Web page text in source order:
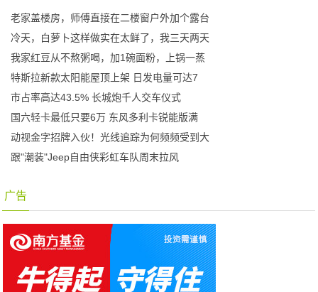
老家盖楼房，师傅直接在二楼窗户外加个露台
冷天，白萝卜这样做实在太鲜了，我三天两天
我家红豆从不熬粥喝，加1碗面粉，上锅一蒸
特斯拉新款太阳能屋顶上架 日发电量可达7
市占率高达43.5% 长城炮千人交车仪式
国六轻卡最低只要6万 东风多利卡锐能版满
动视金字招牌入伙！光线追踪为何频频受到大
跟"潮装"Jeep自由侠彩虹车队周末拉风
广告